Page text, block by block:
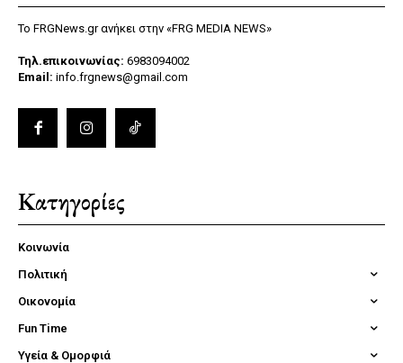
Το FRGNews.gr ανήκει στην «FRG MEDIA NEWS»
Τηλ.επικοινωνίας: 6983094002
Email: info.frgnews@gmail.com
Κατηγορίες
Κοινωνία
Πολιτική
Οικονομία
Fun Time
Υγεία & Ομορφιά